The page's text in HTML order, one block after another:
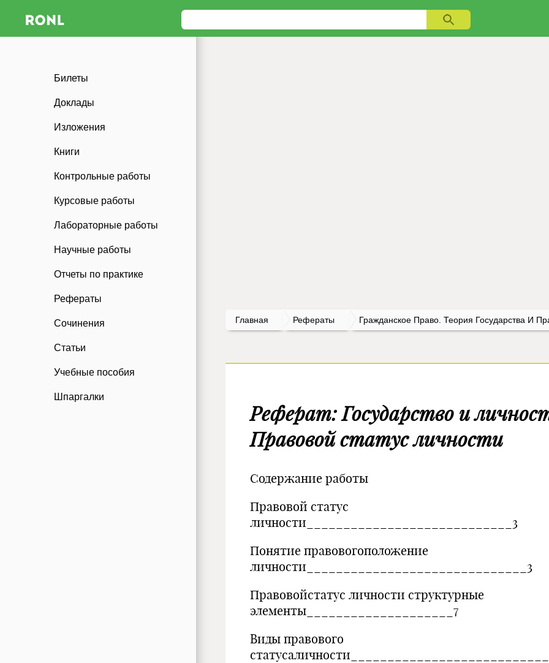
Билеты
Доклады
Изложения
Книги
Контрольные работы
Курсовые работы
Лабораторные работы
Научные работы
Отчеты по практике
Рефераты
Сочинения
Статьи
Учебные пособия
Шпаргалки
Главная Рефераты Гражданское Право. Теория Государства И
Реферат: Государство и
Правовой статус личности
Содержание работы
Правовой статус
личности____________________________3
Понятие правовогоположение
личности______________________________3
Правовойстатус личности структурные
элементы____________________7
Виды правового